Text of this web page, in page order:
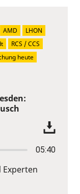
05:40
Experten
AMD
LHON
RCS / CCS
heute